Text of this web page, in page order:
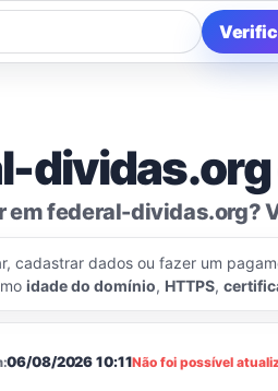
dividas.org
em federal-dividas.org?
cadastrar dados ou fazer um
idade do domínio, HTTPS,
06/08/2026 10:11Não foi possível